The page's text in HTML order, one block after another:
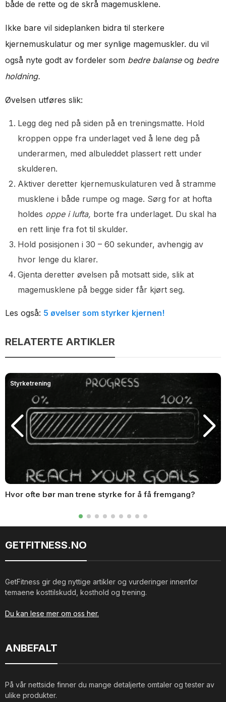
både de rette og de skrå magemusklene.
Ikke bare vil sideplanken bidra til sterkere
kjernemuskulatur og mer synlige magemuskler. du vil
også nyte godt av fordeler som bedre balanse og bedre
holdning.
Øvelsen utføres slik:
Legg deg ned på siden på en treningsmatte. Hold
kroppen oppe fra underlaget ved å lene deg på
underarmen, med albuleddet plassert rett under
skulderen.
Aktiver deretter kjernemuskulaturen ved å stramme
musklene i både rumpe og mage. Sørg for at hofta
holdes oppe i lufta, borte fra underlaget. Du skal ha
en rett linje fra fot til skulder.
Hold posisjonen i 30 – 60 sekunder, avhengig av
hvor lenge du klarer.
Gjenta deretter øvelsen på motsatt side, slik at
magemusklene på begge sider får kjørt seg.
Les også: 5 øvelser som styrker kjernen!
RELATERTE ARTIKLER
Hvor ofte bør man trene styrke for å få fremgang?
Styrketrening
GETFITNESS.NO
GetFitness gir deg nyttige artikler og vurderinger innenfor
temaene kosttilskudd, kosthold og trening.
Du kan lese mer om oss her.
ANBEFALT
På vår nettside finner du mange detaljerte omtaler og tester av
ulike produkter.